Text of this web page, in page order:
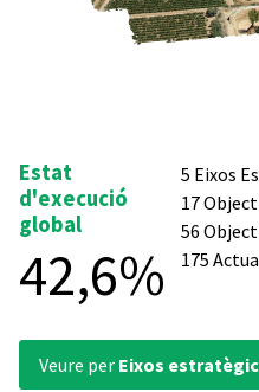
Estat
d'execució
global
42,6%
5 Eixos
17
56
175
veure per Eixos